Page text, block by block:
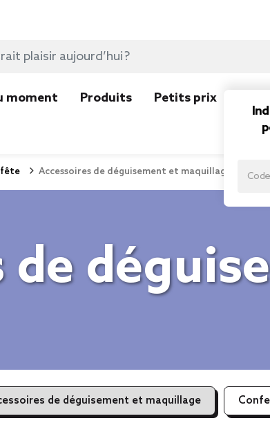
moment Produits Petits prix
fête Accessoires de déguisement et maquillage
de
de déguisement et maquillage